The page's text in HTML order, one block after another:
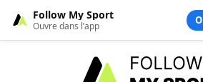
Follow My Sport
Ouvre dans l’app